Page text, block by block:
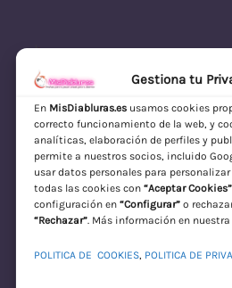
Gestiona tu
En MisDiabluras.esusamos cookies
correcto funcionamiento de la web, y
analíticas, elaboración de perfiles y
permite a nuestros socios, incluido
usar datos personales para
todas las cookies con “Aceptar Cookies”
configuración en “Configurar”o
“Rechazar”. Más información en nuestra .
POLITICA DE COOKIES, POLITICA DE
MisDiabluras | Sexshop
Discreto en España
Acceder